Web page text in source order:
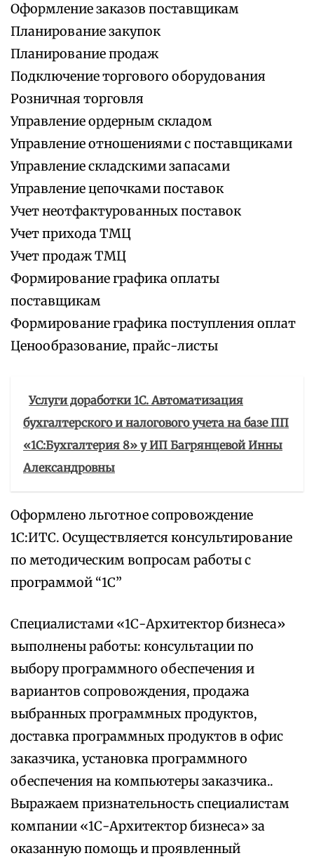
Оформление заказов поставщикам
Планирование закупок
Планирование продаж
Подключение торгового оборудования
Розничная торговля
Управление ордерным складом
Управление отношениями с поставщиками
Управление складскими запасами
Управление цепочками поставок
Учет неотфактурованных поставок
Учет прихода ТМЦ
Учет продаж ТМЦ
Формирование графика оплаты
поставщикам
Формирование графика поступления оплат
Ценообразование, прайс-листы
Услуги доработки 1С. Автоматизация
бухгалтерского и налогового учета на базе ПП
«1С:Бухгалтерия 8» у ИП Багрянцевой Инны
Александровны
Оформлено льготное сопровождение
1С:ИТС. Осуществляется консультирование
по методическим вопросам работы с
программой “1С”
Специалистами «1С-Архитектор бизнеса»
выполнены работы: консультации по
выбору программного обеспечения и
вариантов сопровождения, продажа
выбранных программных продуктов,
доставка программных продуктов в офис
заказчика, установка программного
обеспечения на компьютеры заказчика..
Выражаем признательность специалистам
компании «1С-Архитектор бизнеса» за
оказанную помощь и проявленный